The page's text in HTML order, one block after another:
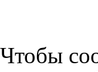
Чтобы